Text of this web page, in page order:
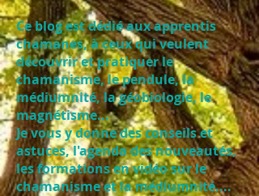
Ce blog est dédié aux apprentis
chamanes, à ceux qui veulent
découvrir et pratiquer le
chamanisme, le pendule, la
médiumnité, la géobiologie, le
magnétisme...
Je vous y donne des conseils et
astuces, l'agenda des nouveautés,
les formations en vidéo sur le
chamanisme et la médiumnité....